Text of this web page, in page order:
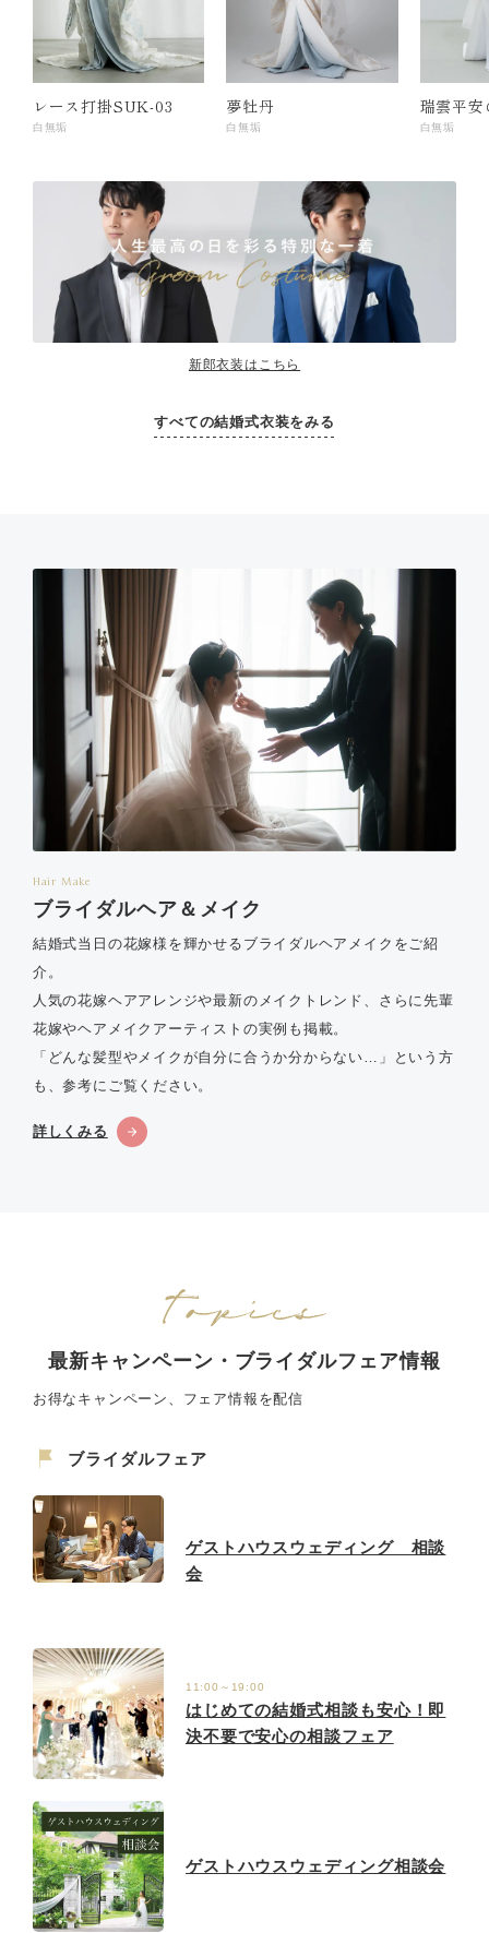
レース打掛SUK-03
白無垢
夢牡丹
白無垢
瑞雲平安
白無垢
新郎衣装はこちら
すべての結婚式衣装をみる
Hair Make
ブライダルヘア＆メイク
結婚式当日の花嫁様を輝かせるブライダルヘアメイクをご紹
介。
人気の花嫁ヘアアレンジや最新のメイクトレンド、さらに先輩
花嫁やヘアメイクアーティストの実例も掲載。
「どんな髪型やメイクが自分に合うか分からない…」という方
も、参考にご覧ください。
詳しくみる
最新キャンペーン・ブライダルフェア情報
お得なキャンペーン、フェア情報を配信
ブライダルフェア
ゲストハウスウェディング 相談
会
11:00～19:00
はじめての結婚式相談も安心！即
決不要で安心の相談フェア
ゲストハウスウェディング相談会